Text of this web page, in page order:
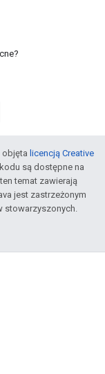
objęta licencją Creative
są dostępne na
temat zawierają
jest zastrzeżonym
stowarzyszonych.